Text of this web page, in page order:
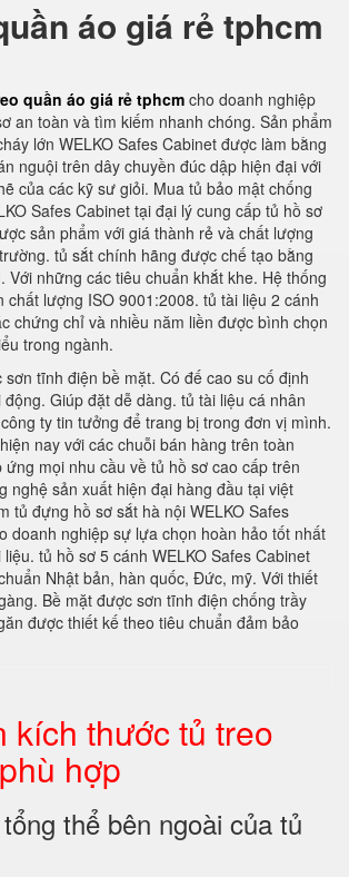
áo giá rẻ tphcm
quần áo giá rẻ tphcm cho doanh nghiệp
an toàn và tìm kiếm nhanh chóng. Sản phẩm
lớn WELKO Safes Cabinet được làm bằng
nguội trên dây chuyền đúc dập hiện đại với
của các kỹ sư giỏi. Mua tủ bảo mật chống
Safes Cabinet tại đại lý cung cấp tủ hồ sơ
sản phẩm với giá thành rẻ và chất lượng
tủ sắt chính hãng được chế tạo bằng
Với những các tiêu chuẩn khắt khe. Hệ thống
chất lượng ISO 9001:2008. tủ tài liệu 2 cánh
chứng chỉ và nhiều năm liền được bình chọn
trong ngành.
tĩnh điện bề mặt. Có đế cao su cố định
Giúp đặt dễ dàng. tủ tài liệu cá nhân
ty tin tưởng để trang bị trong đơn vị mình.
nay với các chuỗi bán hàng trên toàn
mọi nhu cầu về tủ hồ sơ cao cấp trên
nghệ sản xuất hiện đại hàng đầu tại việt
tủ đựng hồ sơ sắt hà nội WELKO Safes
doanh nghiệp sự lựa chọn hoàn hảo tốt nhất
tủ hồ sơ 5 cánh WELKO Safes Cabinet
Nhật bản, hàn quốc, Đức, mỹ. Với thiết
Bề mặt được sơn tĩnh điện chống trầy
được thiết kế theo tiêu chuẩn đảm bảo
kích thước tủ treo
hợp
thể bên ngoài của tủ